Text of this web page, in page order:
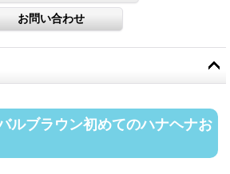
ブラウン初めてのハナヘナお